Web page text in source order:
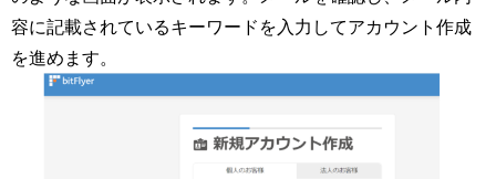
容に記載されているキーワードを入力してアカウント作成
を進めます。